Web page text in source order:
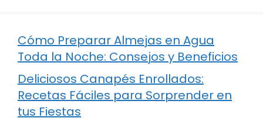
Cómo Preparar Almejas en Agua
Toda la Noche: Consejos y Beneficios
Deliciosos Canapés Enrollados:
Recetas Fáciles para Sorprender en
tus Fiestas